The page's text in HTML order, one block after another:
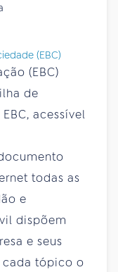
(EBC)
de
acessível
todas as
e
dispõem
e seus
cada tópico o